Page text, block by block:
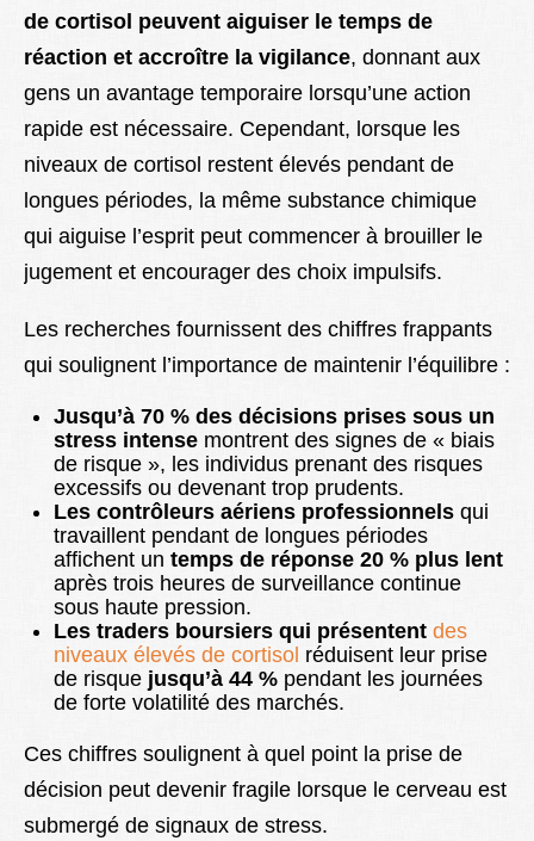
de cortisol peuvent aiguiser le temps de
réaction et accroître la vigilance, donnant aux
gens un avantage temporaire lorsqu’une action
rapide est nécessaire. Cependant, lorsque les
niveaux de cortisol restent élevés pendant de
longues périodes, la même substance chimique
qui aiguise l’esprit peut commencer à brouiller le
jugement et encourager des choix impulsifs.
Les recherches fournissent des chiffres frappants
qui soulignent l’importance de maintenir l’équilibre :
Jusqu’à 70 % des décisions prises sous un
stress intense montrent des signes de « biais
de risque », les individus prenant des risques
excessifs ou devenant trop prudents.
Les contrôleurs aériens professionnels qui
travaillent pendant de longues périodes
affichent un temps de réponse 20 % plus lent
après trois heures de surveillance continue
sous haute pression.
Les traders boursiers qui présentent des
niveaux élevés de cortisol réduisent leur prise
de risque jusqu’à 44 % pendant les journées
de forte volatilité des marchés.
Ces chiffres soulignent à quel point la prise de
décision peut devenir fragile lorsque le cerveau est
submergé de signaux de stress.